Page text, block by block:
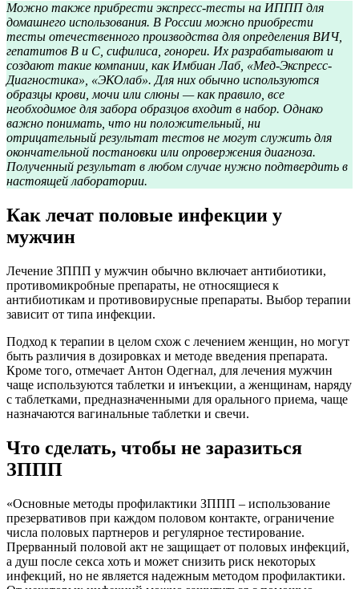
Можно также прибрести экспресс-тесты на ИППП для
домашнего использования. В России можно приобрести
тесты отечественного производства для определения ВИЧ,
гепатитов B и C, сифилиса, гонореи. Их разрабатывают и
создают такие компании, как Имбиан Лаб, «Мед-Экспресс-
Диагностика», «ЭКОлаб». Для них обычно используются
образцы крови, мочи или слюны — как правило, все
необходимое для забора образцов входит в набор. Однако
важно понимать, что ни положительный, ни
отрицательный результат тестов не могут служить для
окончательной постановки или опровержения диагноза.
Полученный результат в любом случае нужно подтвердить в
настоящей лаборатории.
Как лечат половые инфекции у
мужчин
Лечение ЗППП у мужчин обычно включает антибиотики,
противомикробные препараты, не относящиеся к
антибиотикам и противовирусные препараты. Выбор терапии
зависит от типа инфекции.
Подход к терапии в целом схож с лечением женщин, но могут
быть различия в дозировках и методе введения препарата.
Кроме того, отмечает Антон Одегнал, для лечения мужчин
чаще используются таблетки и инъекции, а женщинам, наряду
с таблетками, предназначенными для орального приема, чаще
назначаются вагинальные таблетки и свечи.
Что сделать, чтобы не заразиться
ЗППП
«Основные методы профилактики ЗППП – использование
презервативов при каждом половом контакте, ограничение
числа половых партнеров и регулярное тестирование.
Прерванный половой акт не защищает от половых инфекций,
а душ после секса хоть и может снизить риск некоторых
инфекций, но не является надежным методом профилактики.